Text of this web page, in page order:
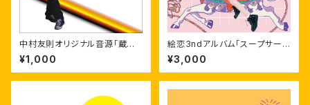
中村友則オリジナル音源「蔵出
しベンチプレス」ダウンロード版
¥1,000
絵恋3ndアルバム「スープサーカ
ス」
¥3,000